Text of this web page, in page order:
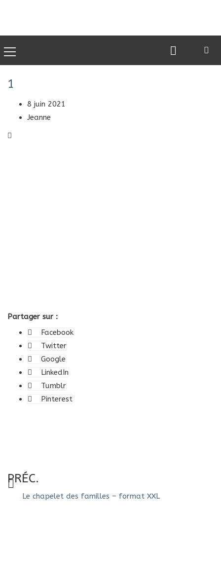
1
8 juin 2021
Jeanne
Partager sur :
Facebook
Twitter
Google
LinkedIn
Tumblr
Pinterest
PRÉC.
Le chapelet des familles – format XXL